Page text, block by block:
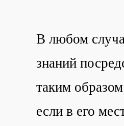
В любом
знаний
таким
если в его